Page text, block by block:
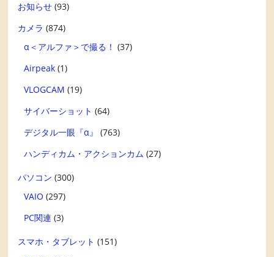
お知らせ (93)
カメラ (874)
α＜アルファ＞で撮る！ (37)
Airpeak (1)
VLOGCAM (19)
サイバーショット (64)
デジタル一眼『α』
(763)
ハンディカム・アクションカム (27)
パソコン (300)
VAIO (297)
PC関連 (3)
スマホ・タブレット (151)